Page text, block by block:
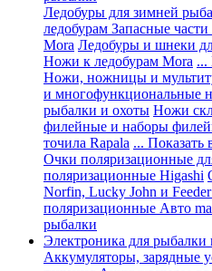
Ледобуры для зимней
ледобурам Запасные
Mora Ледобуры и шнеки
Ножи к ледобурам Mora ...
Ножи, ножницы и
и многофункциональные
рыбалки и охоты Ножи
филейные и наборы
точила Rapala ... Показать
Очки поляризационные
поляризационные Higashi
Norfin, Lucky John и
поляризационные Авто
рыбалки
Электроника для рыбалки
Аккумуляторы, зарядные